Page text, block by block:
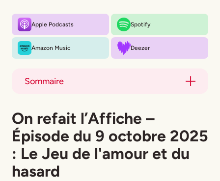
Apple Podcasts Spotify
Amazon Music Deezer
Sommaire
Title
On refait l’Affiche –
Épisode du 9 octobre 2025
: Le Jeu de l'amour et du
hasard